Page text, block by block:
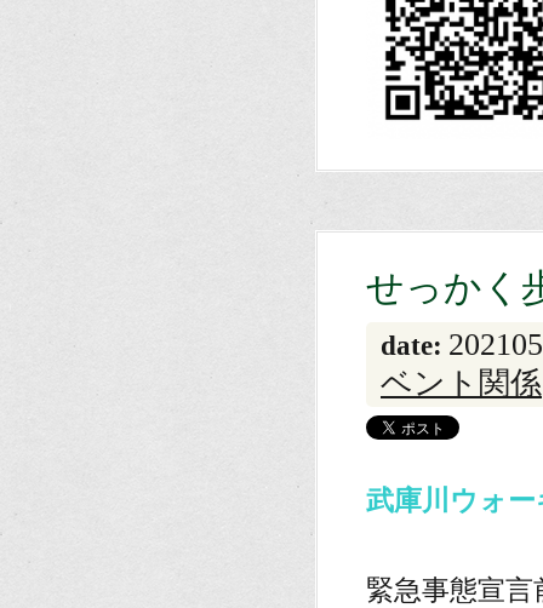
せっかく
date:
ベント関係
武庫川ウォ
緊急事態宣